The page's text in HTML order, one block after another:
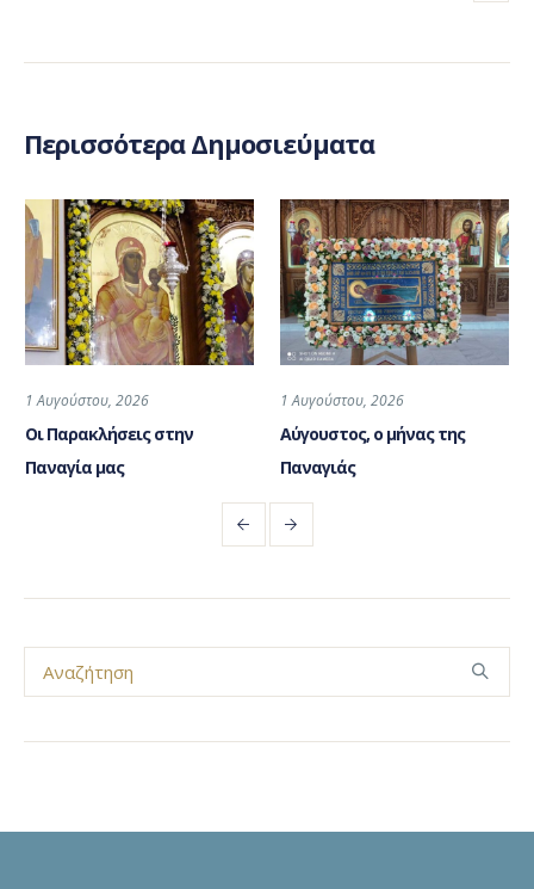
Περισσότερα Δημοσιεύματα
1 Αυγούστου, 2026
Οι Παρακλήσεις στην
Παναγία μας
1 Αυγούστου, 2026
Αύγουστος, ο μήνας της
Παναγιάς